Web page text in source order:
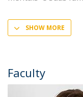
SHOW MORE
Faculty